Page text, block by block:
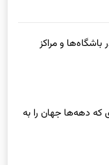
و مراکز
که دهه‌ها جهان را به